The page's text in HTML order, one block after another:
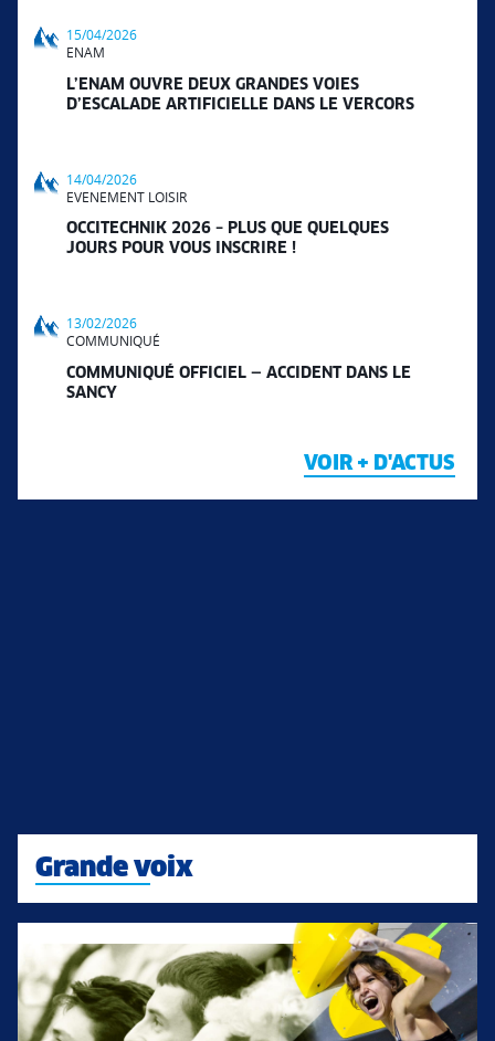
15/04/2026
ENAM
L’ENAM OUVRE DEUX GRANDES VOIES
D’ESCALADE ARTIFICIELLE DANS LE VERCORS
14/04/2026
EVENEMENT LOISIR
OCCITECHNIK 2026 – PLUS QUE QUELQUES
JOURS POUR VOUS INSCRIRE !
13/02/2026
COMMUNIQUÉ
COMMUNIQUÉ OFFICIEL — ACCIDENT DANS LE
SANCY
VOIR + D'ACTUS
Grande voix